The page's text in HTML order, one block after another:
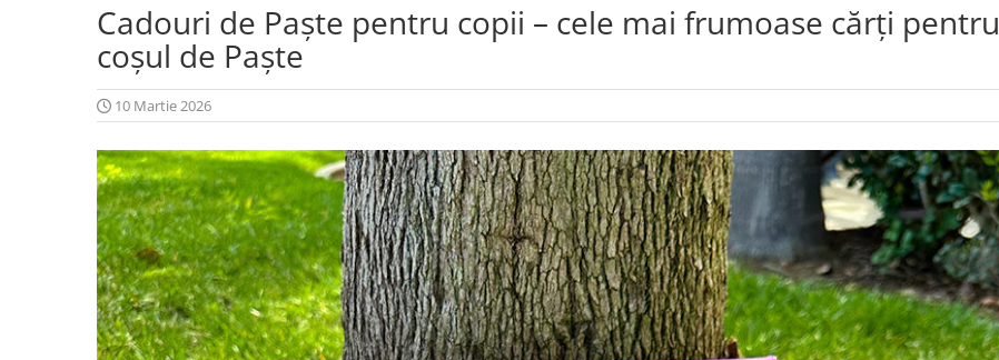
Cadouri de Paște pentru copii – cele mai frumoase cărți pentru
coșul de Paște
10 Martie 2026